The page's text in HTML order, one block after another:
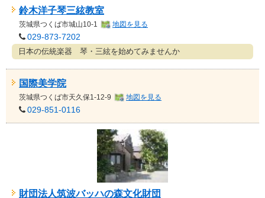
鈴木洋子琴三絃教室
茨城県つくば市城山10-1 地図を見る
029-873-7202
日本の伝統楽器 琴・三絃を始めてみませんか
国際美学院
茨城県つくば市天久保1-12-9 地図を見る
029-851-0116
財団法人筑波バッハの森文化財団